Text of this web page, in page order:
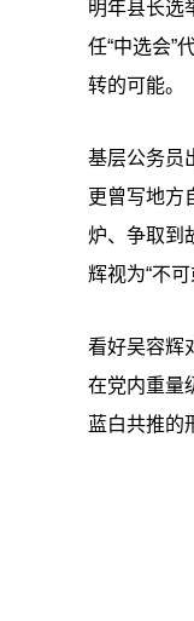
明年县长选
任“中选会”
转的可能。
基层公务员
更曾写地方
炉、争取到
辉视为“不可
看好吴容辉
在党内重量
蓝白共推的